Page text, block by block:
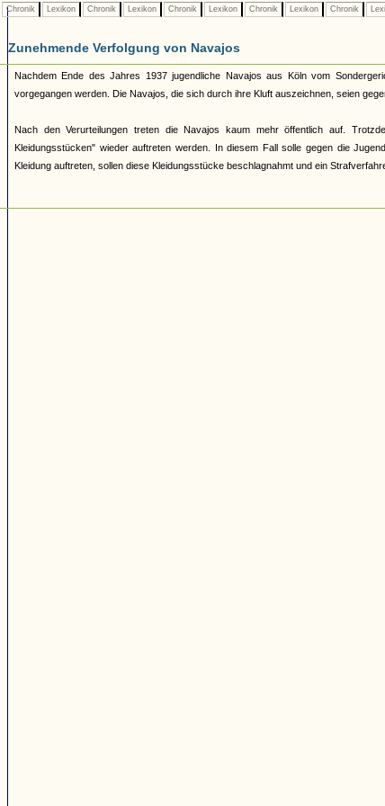
Chronik Lexikon Chronik Lexikon Chronik Lexikon Chronik Lexikon Chronik
Zunehmende Verfolgung von Navajos
Nachdem Ende des Jahres 1937 jugendliche Navajos aus Köln vom
vorgegangen werden. Die Navajos, die sich durch ihre Kluft auszeichnen, seien
Nach den Verurteilungen treten die Navajos kaum mehr öffentlich auf.
Kleidungsstücken" wieder auftreten werden. In diesem Fall solle gegen die
Kleidung auftreten, sollen diese Kleidungsstücke beschlagnahmt und ein